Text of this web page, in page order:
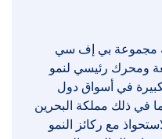
مجموعة بي إف سي
ومحرك رئيسي لنمو
في أسواق دول
في ذلك مملكة البحرين
مع ركائز النمو